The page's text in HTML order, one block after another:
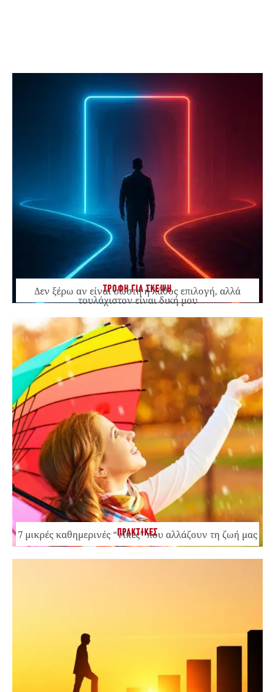
ΤΡΟΦΗ ΓΙΑ ΣΚΕΨΗ
Δεν ξέρω αν είναι σωστή ή λάθος επιλογή, αλλά
τουλάχιστον είναι δική μου
ΠΡΑΚΤΙΚΕΣ
7 μικρές καθημερινές “νίκες” που αλλάζουν τη ζωή μας